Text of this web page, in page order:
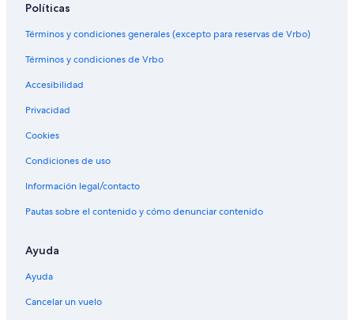
Políticas
Términos y condiciones generales (excepto para reservas de Vrbo)
Términos y condiciones de Vrbo
Accesibilidad
Privacidad
Cookies
Condiciones de uso
Información legal/contacto
Pautas sobre el contenido y cómo denunciar contenido
Ayuda
Ayuda
Cancelar un vuelo